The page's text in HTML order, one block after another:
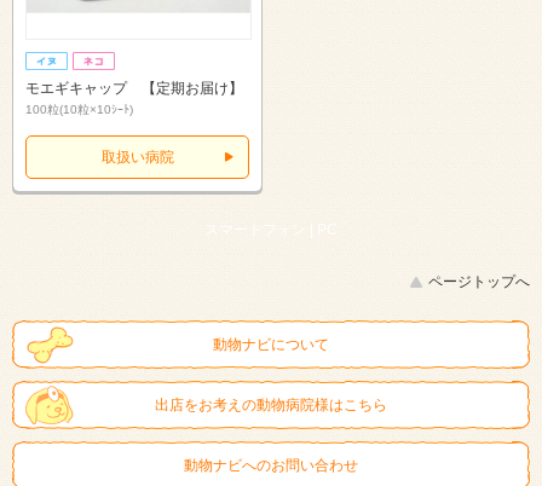
モエギキャップ 【定期お届け】
100粒(10粒×10ｼｰﾄ)
取扱い病院
スマートフォン | PC
ページトップへ
動物ナビについて
出店をお考えの動物病院様はこちら
動物ナビへのお問い合わせ